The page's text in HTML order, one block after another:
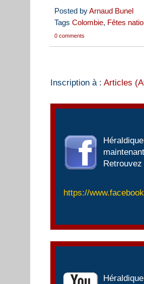
Posted byArnaud Bunel
Tags Colombie, Fêtes
0 comments
Inscription à : Articles
https://